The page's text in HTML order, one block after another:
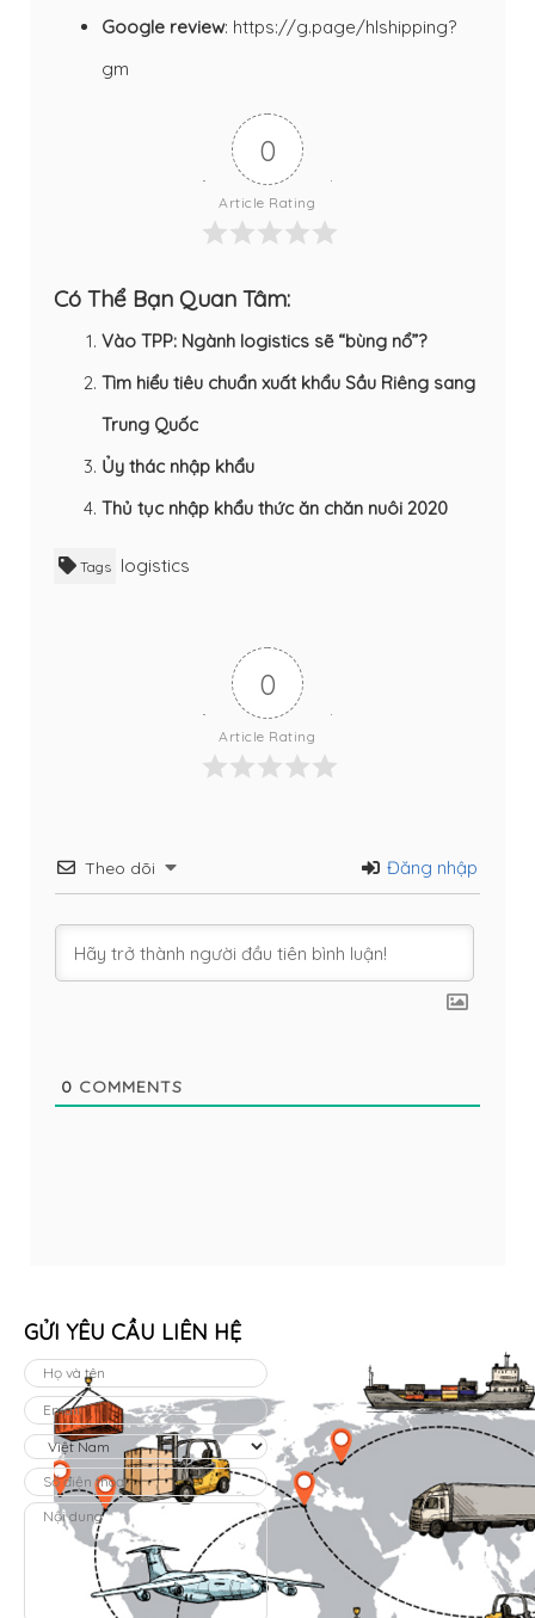
Google review: https://g.page/hlshipping?
gm
0
Article Rating
Có Thể Bạn Quan Tâm:
Vào TPP: Ngành logistics sẽ “bùng nổ”?
Tìm hiểu tiêu chuẩn xuất khẩu Sầu Riêng sang
Trung Quốc
Ủy thác nhập khẩu
Thủ tục nhập khẩu thức ăn chăn nuôi 2020
Tags logistics
0
Article Rating
Theo dõi Đăng nhập
0 COMMENTS
GỬI YÊU CẦU LIÊN HỆ